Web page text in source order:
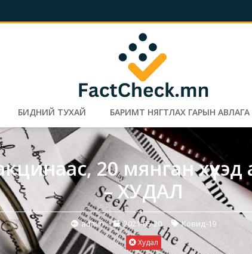
БИДНИЙ ТУХАЙ БАРИМТ НЯГТЛАХ ГАРЫН АВЛАГА
20 мянган
– ХУДАЛ
admin 2021-05-20 Ковид-19
Худал